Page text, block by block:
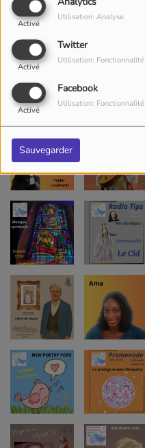
Activé
Utilisation: Analyse
Twitter
Activé
Utilisation: Fonctionnalité
Facebook
Activé
Utilisation: Fonctionnalité
Sauvegarder